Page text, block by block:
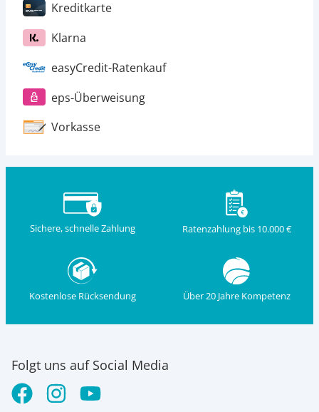
Kreditkarte
Klarna
easyCredit-Ratenkauf
eps-Überweisung
Vorkasse
Sichere, schnelle Zahlung Ratenzahlung bis 10.000 €
Kostenlose Rücksendung Über 20 Jahre Kompetenz
Folgt uns auf Social Media